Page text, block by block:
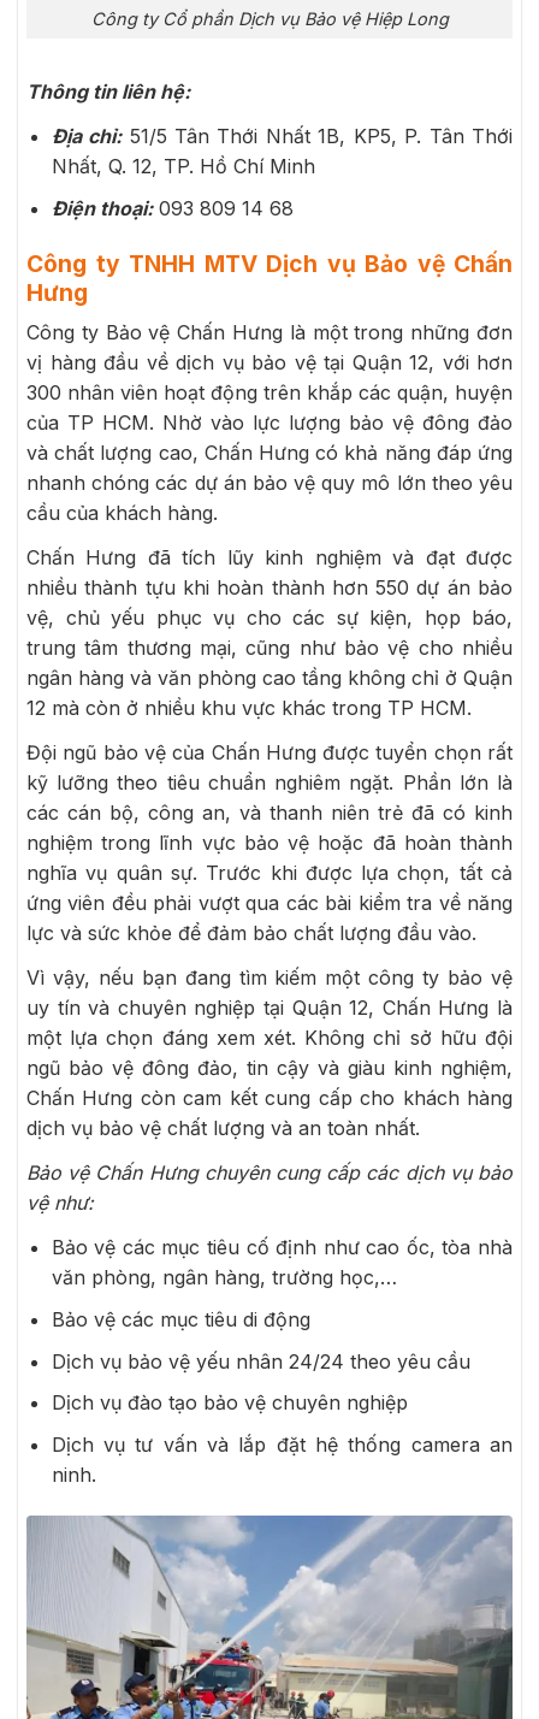
Công ty Cổ phần Dịch vụ Bảo vệ Hiệp Long
Thông tin liên hệ:
Địa chỉ:51/5 Tân Thới Nhất 1B, KP5, P. Tân Thới
Nhất, Q. 12, TP. Hồ Chí Minh
Điện thoại:093 809 14 68
Công ty TNHH MTV Dịch vụ Bảo vệ Chấn
Hưng
Công ty Bảo vệ Chấn Hưng là một trong những đơn
vị hàng đầu về dịch vụ bảo vệ tại Quận 12, với hơn
300 nhân viên hoạt động trên khắp các quận, huyện
của TP HCM. Nhờ vào lực lượng bảo vệ đông đảo
và chất lượng cao, Chấn Hưng có khả năng đáp ứng
nhanh chóng các dự án bảo vệ quy mô lớn theo yêu
cầu của khách hàng.
Chấn Hưng đã tích lũy kinh nghiệm và đạt được
nhiều thành tựu khi hoàn thành hơn 550 dự án bảo
vệ, chủ yếu phục vụ cho các sự kiện, họp báo,
trung tâm thương mại, cũng như bảo vệ cho nhiều
ngân hàng và văn phòng cao tầng không chỉ ở Quận
12 mà còn ở nhiều khu vực khác trong TP HCM.
Đội ngũ bảo vệ của Chấn Hưng được tuyển chọn rất
kỹ lưỡng theo tiêu chuẩn nghiêm ngặt. Phần lớn là
các cán bộ, công an, và thanh niên trẻ đã có kinh
nghiệm trong lĩnh vực bảo vệ hoặc đã hoàn thành
nghĩa vụ quân sự. Trước khi được lựa chọn, tất cả
ứng viên đều phải vượt qua các bài kiểm tra về năng
lực và sức khỏe để đảm bảo chất lượng đầu vào.
Vì vậy, nếu bạn đang tìm kiếm một công ty bảo vệ
uy tín và chuyên nghiệp tại Quận 12, Chấn Hưng là
một lựa chọn đáng xem xét. Không chỉ sở hữu đội
ngũ bảo vệ đông đảo, tin cậy và giàu kinh nghiệm,
Chấn Hưng còn cam kết cung cấp cho khách hàng
dịch vụ bảo vệ chất lượng và an toàn nhất.
Bảo vệ Chấn Hưng chuyên cung cấp các dịch vụ bảo
vệ như:
Bảo vệ các mục tiêu cố định như cao ốc, tòa nhà
văn phòng, ngân hàng, trường học,…
Bảo vệ các mục tiêu di động
Dịch vụ bảo vệ yếu nhân 24/24 theo yêu cầu
Dịch vụ đào tạo bảo vệ chuyên nghiệp
Dịch vụ tư vấn và lắp đặt hệ thống camera an
ninh.